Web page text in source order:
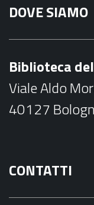
c
e
o
k
DOVE SIAMO
Biblioteca
Viale Aldo
40127
CONTATTI